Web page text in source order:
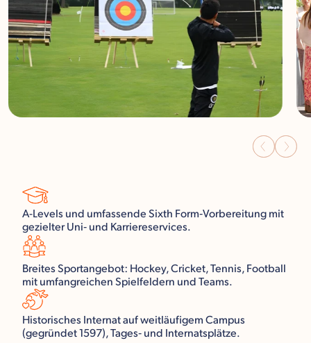
A-Levels und umfassende Sixth Form‑Vorbereitung mit
gezielter Uni‑ und Karriereservices.
Breites Sportangebot: Hockey, Cricket, Tennis, Football
mit umfangreichen Spielfeldern und Teams.
Historisches Internat auf weitläufigem Campus
(gegründet 1597), Tages‑ und Internatsplätze.